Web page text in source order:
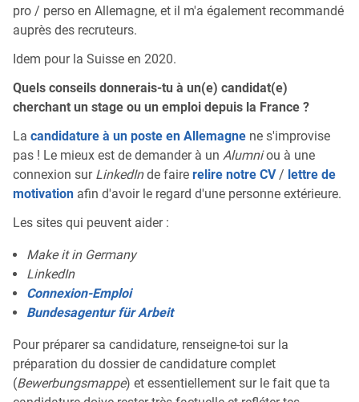
pro / perso en Allemagne, et il m'a également recommandé
auprès des recruteurs.
Idem pour la Suisse en 2020.
Quels conseils donnerais-tu à un(e) candidat(e)
cherchant un stage ou un emploi depuis la France ?
La candidature à un poste en Allemagne ne s'improvise
pas ! Le mieux est de demander à un Alumniou à une
connexion sur LinkedInde faire relire notre CV/ lettre de
motivation afin d'avoir le regard d'une personne extérieure.
Les sites qui peuvent aider :
Make it in Germany
LinkedIn
Connexion-Emploi
Bundesagentur für Arbeit
Pour préparer sa candidature, renseigne-toi sur la
préparation du dossier de candidature complet
(Bewerbungsmappe) et essentiellement sur le fait que ta